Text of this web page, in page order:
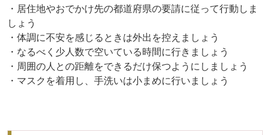
・居住地やおでかけ先の都道府県の要請に従って行動しま
しょう
・体調に不安を感じるときは外出を控えましょう
・なるべく少人数で空いている時間に行きましょう
・周囲の人との距離をできるだけ保つようにしましょう
・マスクを着用し、手洗いは小まめに行いましょう